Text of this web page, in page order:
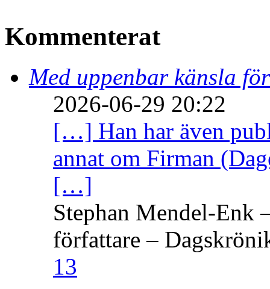
Kommenterat
Med uppenbar känsla
2026-06-29 20:22
[…] Han har även
annat om Firman
[…]
Stephan Mendel-Enk
författare –
13